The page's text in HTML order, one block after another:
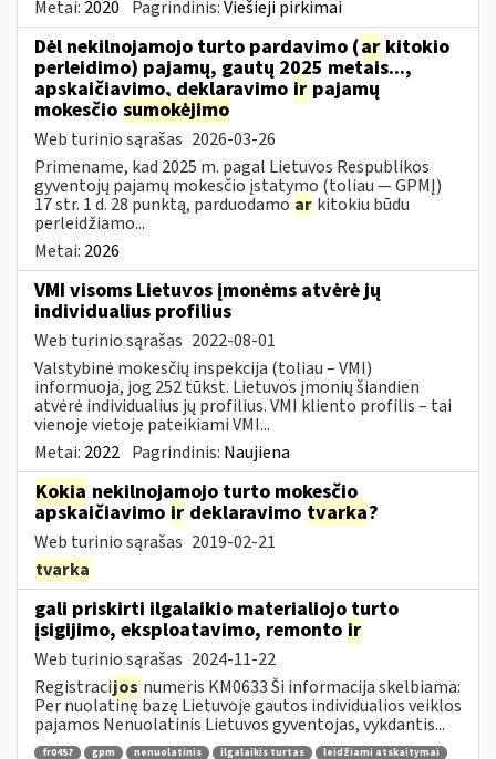
Metai: 2020 Pagrindinis:Viešieji pirkimai
Dėl nekilnojamojo turto pardavimo (ar kitokio
perleidimo) pajamų, gautų 2025 metais...,
apskaičiavimo, deklaravimo ir pajamų
mokesčio sumokėjimo
Web turinio sąrašas 2026-03-26
Primename, kad 2025 m. pagal Lietuvos Respublikos
gyventojų pajamų mokesčio įstatymo (toliau — GPMĮ)
17 str. 1 d. 28 punktą, parduodamo ar kitokiu būdu
perleidžiamo...
Metai: 2026
VMI visoms Lietuvos įmonėms atvėrė jų
individualius profilius
Web turinio sąrašas 2022-08-01
Valstybinė mokesčių inspekcija (toliau – VMI)
informuoja, jog 252 tūkst. Lietuvos įmonių šiandien
atvėrė individualius jų profilius. VMI kliento profilis – tai
vienoje vietoje pateikiami VMI...
Metai: 2022 Pagrindinis: Naujiena
Kokia nekilnojamojo turto mokesčio
apskaičiavimo ir deklaravimo tvarka?
Web turinio sąrašas 2019-02-21
tvarka
gali priskirti ilgalaikio materialiojo turto
įsigijimo, eksploatavimo, remonto ir
Web turinio sąrašas 2024-11-22
Registracijos numeris KM0633 Ši informacija skelbiama:
Per nuolatinę bazę Lietuvoje gautos individualios veiklos
pajamos Nenuolatinis Lietuvos gyventojas, vykdantis...
fr0457 gpm nenuolatinis ilgalaikis turtas leidžiami atskaitymai